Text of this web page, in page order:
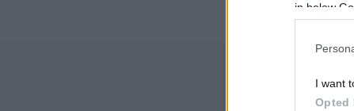
in below
I want
Opted